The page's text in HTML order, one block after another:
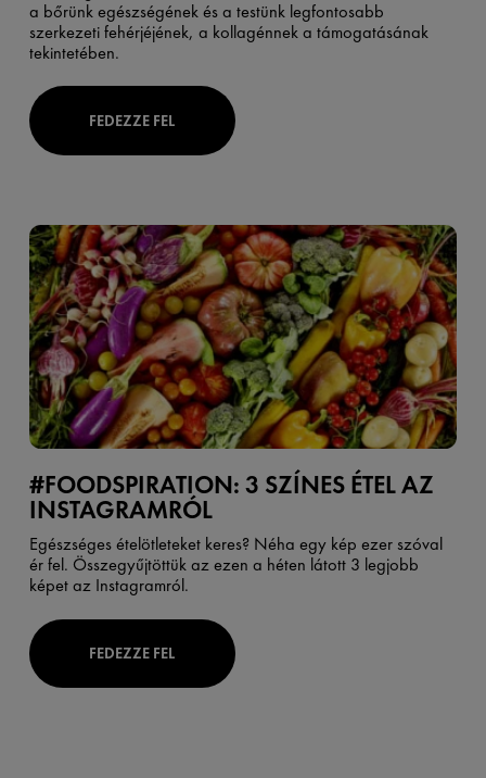
a bőrünk egészségének és a testünk legfontosabb
szerkezeti fehérjéjének, a kollagénnek a támogatásának
tekintetében.
FEDEZZE FEL
#FOODSPIRATION: 3 SZÍNES ÉTEL AZ
INSTAGRAMRÓL
Egészséges ételötleteket keres? Néha egy kép ezer szóval
ér fel. Összegyűjtöttük az ezen a héten látott 3 legjobb
képet az Instagramról.
FEDEZZE FEL